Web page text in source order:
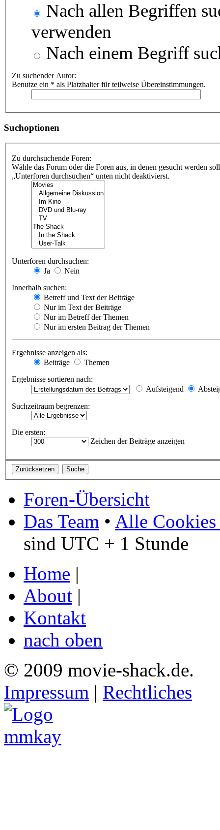
Nach allen Begriffen
verwenden
Nach einem Begriff
Zu suchender Autor:
Benutze ein * als Platzhalter für teilweise Übereinstimmungen.
Suchoptionen
Zu durchsuchende Foren:
Wähle das Forum oder die Foren aus, in denen gesucht werden
„Unterforen durchsuchen“ unten nicht deaktivierst.
Unterforen durchsuchen:
Ja
Nein
Innerhalb suchen:
Betreff und Text der Beiträge
Nur im Text der Beiträge
Nur im Betreff der Themen
Nur im ersten Beitrag der Themen
Ergebnisse anzeigen als:
Beiträge
Themen
Ergebnisse sortieren nach:
Aufsteigend
Suchzeitraum begrenzen:
Die ersten:
Zeichen der Beiträge anzeigen
Foren-Übersicht
Das Team • Alle Cookies
sind UTC + 1 Stunde
Home |
About |
Kontakt
nach oben
© 2009 movie-shack.de.
Impressum | Rechtliches